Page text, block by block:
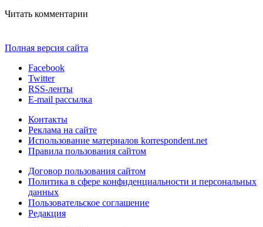
Читать комментарии
Полная версия сайта
Facebook
Twitter
RSS-ленты
E-mail рассылка
Контакты
Реклама на сайте
Использование материалов korrespondent.net
Правила пользования сайтом
Договор пользования сайтом
Политика в сфере конфиденциальности и персональных
данных
Пользовательское соглашение
Редакция